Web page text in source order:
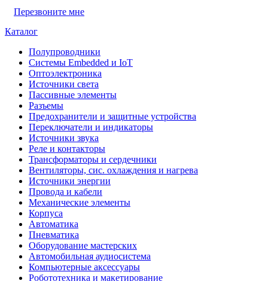
Перезвоните мне
Каталог
Полупроводники
Системы Embedded и IoT
Oптоэлектроника
Источники света
Пассивные элементы
Разъeмы
Предохранители и защитные устройства
Переключатели и индикаторы
Источники звука
Реле и контакторы
Трансформаторы и сердечники
Вентиляторы, сис. охлаждения и нагрева
Источники энергии
Провода и кабели
Механические элементы
Корпуса
Автоматика
Пневматика
Оборудование мастерских
Автомобильная аудиосистема
Компьютерные аксессуары
Робототехника и макетирование